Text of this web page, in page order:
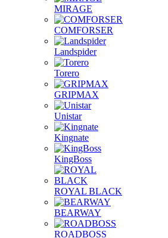
MIRAGE
COMFORSER
Landspider
Torero
GRIPMAX
Unistar
Kingnate
KingBoss
ROYAL BLACK
BEARWAY
ROADBOSS